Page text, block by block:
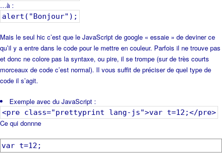
…à :
alert("Bonjour");
Mais le seul hic c’est que le JavaScript de google « essaie » de deviner ce
qu’il y a entre dans le code pour le mettre en couleur. Parfois il ne trouve pas
et donc ne colore pas la syntaxe, ou pire, il se trompe (sur de très courts
morceaux de code c’est normal). Il vous suffit de préciser de quel type de
code il s’agit.
Exemple avec du JavaScript :
<pre class="prettyprint lang-js">var t=12;</pre>
Ce qui donnne
var t=12;